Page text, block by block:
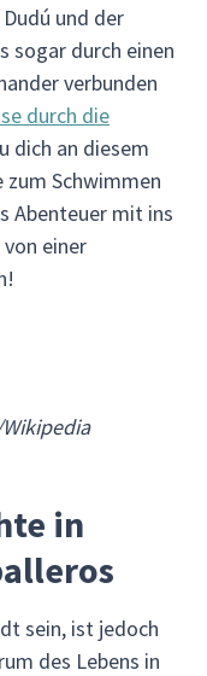
und der
sogar durch einen
verbunden
durch die
dich an diesem
Schwimmen
Abenteuer mit ins
einer
in
sein, ist jedoch
des Lebens in